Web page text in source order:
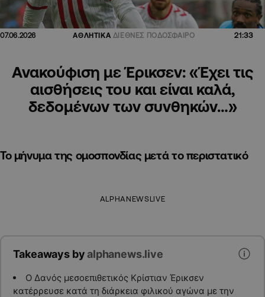
07.06.2026 ΑΘΛΗΤΙΚΑ ΔΙΕΘΝΕΣ ΠΟΔΟΣΦΑΙΡΟ 21:33
Ανακούφιση με Έρικσεν: «Έχει τις
αισθήσεις του και είναι καλά,
δεδομένων των συνθηκών…»
Το μήνυμα της ομοσπονδίας μετά το περιστατικό
ALPHANEWSLIVE
Takeaways byalphanews.live
Ο Δανός μεσοεπιθετικός Κρίστιαν Έρικσεν
κατέρρευσε κατά τη διάρκεια φιλικού αγώνα με την